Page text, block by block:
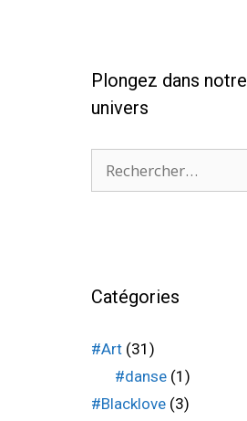
Plongez dans notre
univers
Catégories
#Art (31)
#danse(1)
#Blacklove (3)